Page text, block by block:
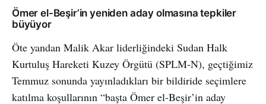
Ömer el-Beşir’in yeniden aday olmasına tepkiler
büyüyor
Öte yandan Malik Akar liderliğindeki Sudan Halk
Kurtuluş Hareketi Kuzey Örgütü (SPLM-N), geçtiğimiz
Temmuz sonunda yayınladıkları bir bildiride seçimlere
katılma koşullarının “başta Ömer el-Beşir’in aday